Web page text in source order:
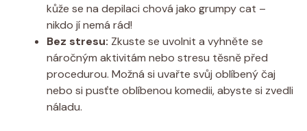
kůže se na depilaci chová jako grumpy cat –
nikdo jí nemá rád!
Bez stresu: Zkuste se uvolnit a vyhněte se
náročným aktivitám nebo stresu těsně před
procedurou. Možná si uvařte svůj oblíbený čaj
nebo si pusťte oblíbenou komedii, abyste si zvedli
náladu.